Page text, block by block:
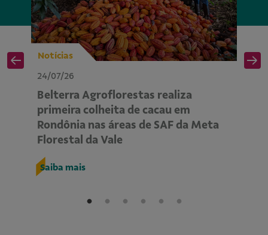
Notícias
24/07/26
Belterra Agroflorestas realiza
primeira colheita de cacau em
Rondônia nas áreas de SAF da Meta
Florestal da Vale
Saiba mais